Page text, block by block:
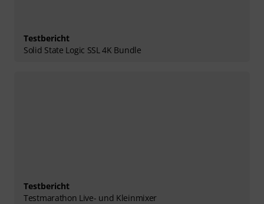
Testbericht
Solid State Logic SSL 4K Bundle
Testbericht
Testmarathon Live- und Kleinmixer